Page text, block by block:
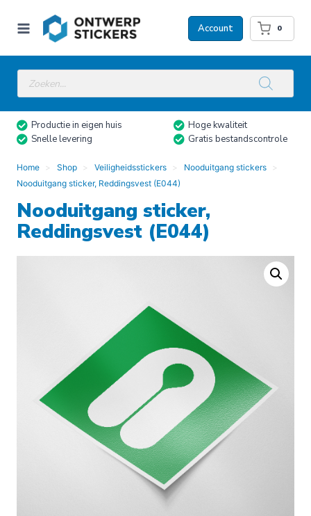
naar
Account 0
Producten
zoeken
Productie in eigen huis
Hoge kwaliteit
Snelle levering
Gratis bestandscontrole
Home Shop Veiligheidsstickers
Nooduitgang stickers
Nooduitgang sticker, Reddingsvest (E044)
Nooduitgang sticker,
Reddingsvest (E044)